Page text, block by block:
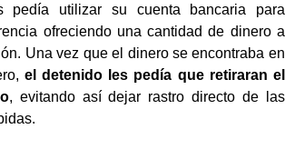
pedía utilizar su cuenta bancaria para
ofreciendo una cantidad de dinero a
Una vez que el dinero se encontraba en
el detenido les pedía que retiraran el
, evitando así dejar rastro directo de las